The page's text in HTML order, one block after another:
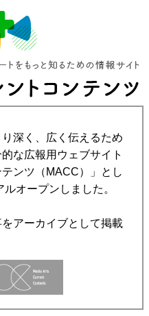
深く、広く伝えるため
な広報用ウェブサイト
ンツ（MACC）」とし
オープンしました。
アーカイブとして掲載